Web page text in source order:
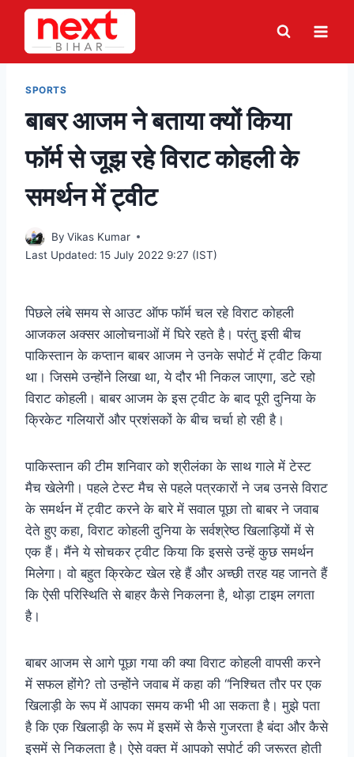
Skip
content
SPORTS
बाबर आजम ने बताया क्यों किया
फॉर्म से जूझ रहे विराट कोहली के
समर्थन में ट्वीट
By Vikas Kumar
Last Updated: 15 July 2022 9:27 (IST)
पिछले लंबे समय से आउट ऑफ फॉर्म चल रहे विराट कोहली
आजकल अक्सर आलोचनाओं में घिरे रहते है। परंतु इसी बीच
पाकिस्तान के कप्तान बाबर आजम ने उनके सपोर्ट में ट्वीट किया
था। जिसमे उन्होंने लिखा था, ये दौर भी निकल जाएगा, डटे रहो
विराट कोहली। बाबर आजम के इस ट्वीट के बाद पूरी दुनिया के
क्रिकेट गलियारों और प्रशंसकों के बीच चर्चा हो रही है।
पाकिस्तान की टीम शनिवार को श्रीलंका के साथ गाले में टेस्ट
मैच खेलेगी। पहले टेस्ट मैच से पहले पत्रकारों ने जब उनसे विराट
के समर्थन में ट्वीट करने के बारे में सवाल पूछा तो बाबर ने जवाब
देते हुए कहा, विराट कोहली दुनिया के सर्वश्रेष्ठ खिलाड़ियों में से
एक हैं। मैंने ये सोचकर ट्वीट किया कि इससे उन्हें कुछ समर्थन
मिलेगा। वो बहुत क्रिकेट खेल रहे हैं और अच्छी तरह यह जानते हैं
कि ऐसी परिस्थिति से बाहर कैसे निकलना है, थोड़ा टाइम लगता
है।
बाबर आजम से आगे पूछा गया की क्या विराट कोहली वापसी करने
में सफल होंगे? तो उन्होंने जवाब में कहा की “निश्चित तौर पर एक
खिलाड़ी के रूप में आपका समय कभी भी आ सकता है। मुझे पता
है कि एक खिलाड़ी के रूप में इसमें से कैसे गुजरता है बंदा और कैसे
इसमें से निकलता है। ऐसे वक्त में आपको सपोर्ट की जरूरत होती